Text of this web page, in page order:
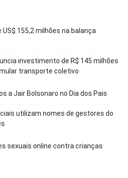
155,2 milhões na balança
investimento de R$ 145 milhões
transporte coletivo
a Jair Bolsonaro no Dia dos Pais
utilizam nomes de gestores do
sexuais online contra crianças